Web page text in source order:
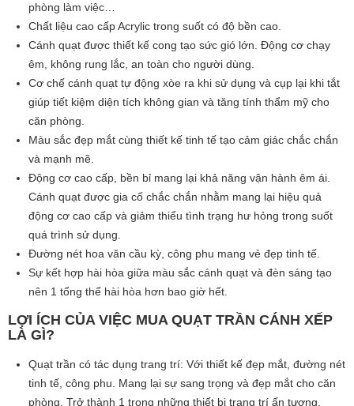
phòng làm việc…
Chất liệu cao cấp Acrylic trong suốt có độ bền cao.
Cánh quạt được thiết kế cong tạo sức gió lớn. Động cơ chạy
êm, không rung lắc, an toàn cho người dùng.
Cơ chế cánh quạt tự động xòe ra khi sử dụng và cụp lại khi tắt
giúp tiết kiệm diện tích không gian và tăng tính thẩm mỹ cho
căn phòng.
Màu sắc đẹp mắt cùng thiết kế tinh tế tạo cảm giác chắc chắn
và mạnh mẽ.
Động cơ cao cấp, bền bỉ mang lại khả năng vận hành êm ái.
Cánh quạt được gia cố chắc chắn nhằm mang lại hiệu quả
động cơ cao cấp và giảm thiểu tình trạng hư hỏng trong suốt
quá trình sử dụng.
Đường nét hoa văn cầu kỳ, công phu mang vẻ đẹp tinh tế.
Sự kết hợp hài hòa giữa màu sắc cánh quạt và đèn sáng tạo
nên 1 tổng thể hài hòa hơn bao giờ hết.
LỢI ÍCH CỦA VIỆC MUA QUẠT TRẦN CÁNH XẾP
LÀ GÌ?
Quạt trần có tác dụng trang trí: Với thiết kế đẹp mắt, đường nét
tinh tế, công phu. Mang lại sự sang trọng và đẹp mắt cho căn
phòng. Trở thành 1 trong những thiết bị trang trí ấn tượng.